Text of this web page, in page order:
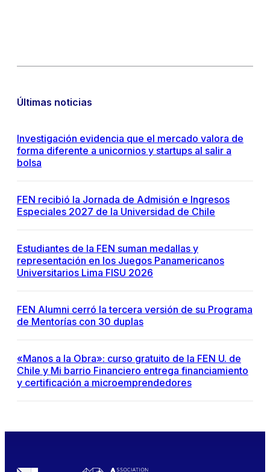
Últimas noticias
Investigación evidencia que el mercado valora de
forma diferente a unicornios y startups al salir a
bolsa
FEN recibió la Jornada de Admisión e Ingresos
Especiales 2027 de la Universidad de Chile
Estudiantes de la FEN suman medallas y
representación en los Juegos Panamericanos
Universitarios Lima FISU 2026
FEN Alumni cerró la tercera versión de su Programa
de Mentorías con 30 duplas
«Manos a la Obra»: curso gratuito de la FEN U. de
Chile y Mi barrio Financiero entrega financiamiento
y certificación a microemprendedores